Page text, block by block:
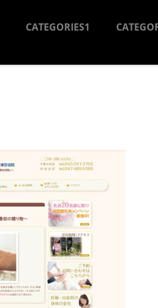
CATEGORIES1